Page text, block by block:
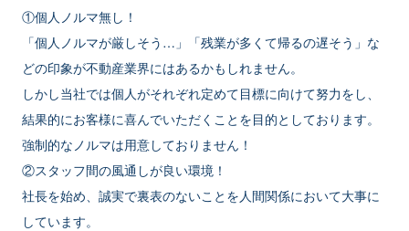
①個人ノルマ無し！
「個人ノルマが厳しそう…」「残業が多くて帰るの遅そう」な
どの印象が不動産業界にはあるかもしれません。
しかし当社では個人がそれぞれ定めて目標に向けて努力をし、
結果的にお客様に喜んでいただくことを目的としております。
強制的なノルマは用意しておりません！
②スタッフ間の風通しが良い環境！
社長を始め、誠実で裏表のないことを人間関係において大事に
しています。